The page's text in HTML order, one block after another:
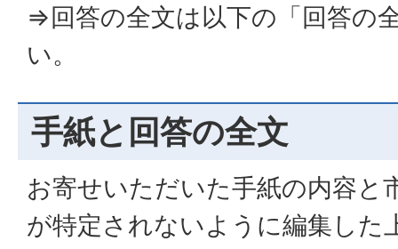
⇒回答の全文は以下の「回答の
い。
手紙と回答の全文
お寄せいただいた手紙の内容と
が特定されないように編集した